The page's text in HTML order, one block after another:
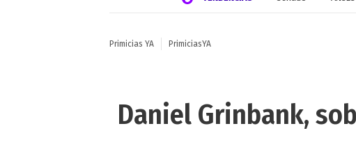
Primicias YA PrimiciasYA
Daniel Grinbank,